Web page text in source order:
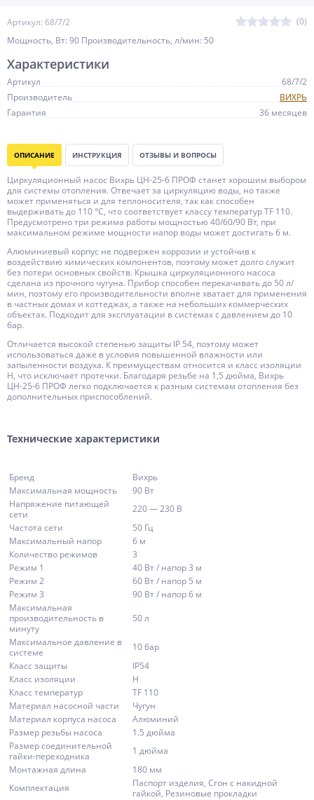
Артикул: 68/7/2
(0)
Мощность, Вт: 90 Производительность, л/мин: 50
Характеристики
Артикул
68/7/2
Производитель
ВИХРЬ
Гарантия
36 месяцев
ОПИСАНИЕ ИНСТРУКЦИЯ ОТЗЫВЫ И ВОПРОСЫ
Циркуляционный насос Вихрь ЦН-25-6 ПРОФ станет хорошим выбором
для системы отопления. Отвечает за циркуляцию воды, но также
может применяться и для теплоносителя, так как способен
выдерживать до 110 °C, что соответствует классу температур TF 110.
Предусмотрено три режима работы мощностью 40/60/90 Вт, при
максимальном режиме мощности напор воды может достигать 6 м.
Алюминиевый корпус не подвержен коррозии и устойчив к
воздействию химических компонентов, поэтому может долго служит
без потери основных свойств. Крышка циркуляционного насоса
сделана из прочного чугуна. Прибор способен перекачивать до 50 л/
мин, поэтому его производительности вполне хватает для применения
в частных домах и коттеджах, а также на небольших коммерческих
объектах. Подходит для эксплуатации в системах с давлением до 10
бар.
Отличается высокой степенью защиты IP 54, поэтому может
использоваться даже в условия повышенной влажности или
запыленности воздуха. К преимуществам относится и класс изоляции
H, что исключает протечки. Благодаря резьбе на 1,5 дюйма, Вихрь
ЦН-25-6 ПРОФ легко подключается к разным системам отопления без
дополнительных приспособлений.
Технические характеристики
Бренд
Вихрь
Максимальная мощность
90 Вт
Напряжение питающей
сети
220 — 230 В
Частота сети
50 Гц
Максимальный напор
6 м
Количество режимов
3
Режим 1
40 Вт / напор 3 м
Режим 2
60 Вт / напор 5 м
Режим 3
90 Вт / напор 6 м
Максимальная
производительность в
минуту
50 л
Максимальное давление в
системе
10 бар
Класс защиты
IP54
Класс изоляции
H
Класс температур
TF 110
Материал насосной части
Чугун
Материал корпуса насоса
Алюминий
Размер резьбы насоса
1.5 дюйма
Размер соединительной
гайки-переходника
1 дюйма
Монтажная длина
180 мм
Комплектация
Паспорт изделия, Сгон с накидной
гайкой, Резиновые прокладки